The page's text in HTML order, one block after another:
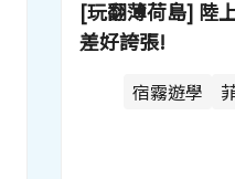
[玩翻薄荷島] 陸
差好誇張!
宿霧遊學